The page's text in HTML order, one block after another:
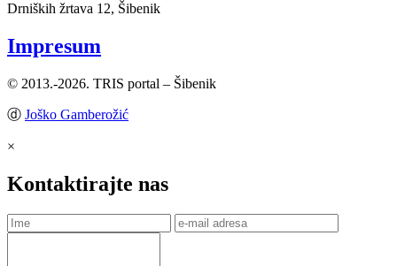
Drniških žrtava 12, Šibenik
Impresum
© 2013.-2026. TRIS portal – Šibenik
ⓓ Joško Gamberožić
×
Kontaktirajte nas